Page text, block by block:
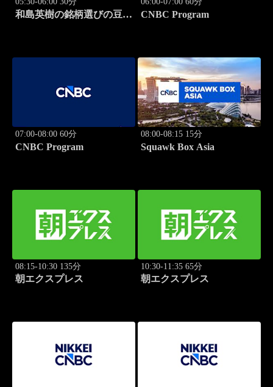
和島英樹の銘柄選びの豆知
CNBC Program
07:00-08:00 60分
CNBC Program
08:00-08:15 15分
Squawk Box Asia
08:15-10:30 135分
朝エクスプレス
10:30-11:35 65分
朝エクスプレス